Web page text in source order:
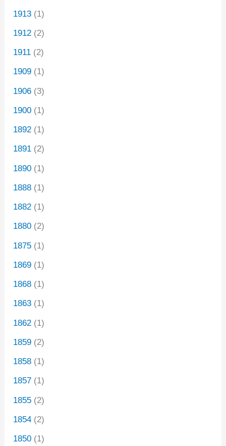
1913 (1)
1912 (2)
1911 (2)
1909 (1)
1906 (3)
1900 (1)
1892 (1)
1891 (2)
1890 (1)
1888 (1)
1882 (1)
1880 (2)
1875 (1)
1869 (1)
1868 (1)
1863 (1)
1862 (1)
1859 (2)
1858 (1)
1857 (1)
1855 (2)
1854 (2)
1850 (1)